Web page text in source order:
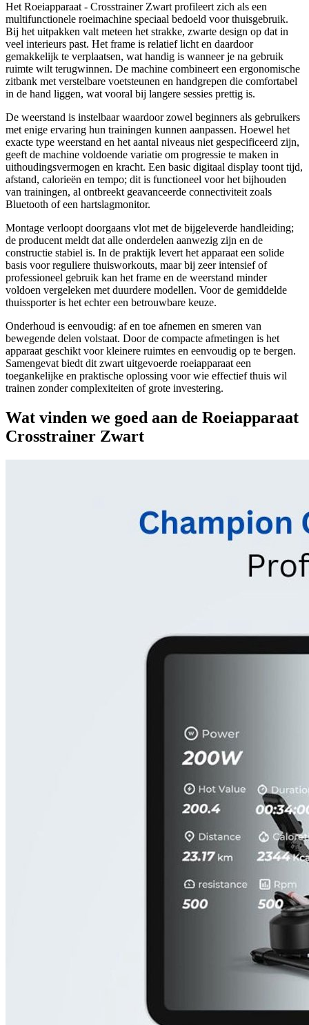
Het Roeiapparaat - Crosstrainer Zwart profileert zich als een
multifunctionele roeimachine speciaal bedoeld voor thuisgebruik.
Bij het uitpakken valt meteen het strakke, zwarte design op dat in
veel interieurs past. Het frame is relatief licht en daardoor
gemakkelijk te verplaatsen, wat handig is wanneer je na gebruik
ruimte wilt terugwinnen. De machine combineert een ergonomische
zitbank met verstelbare voetsteunen en handgrepen die comfortabel
in de hand liggen, wat vooral bij langere sessies prettig is.
De weerstand is instelbaar waardoor zowel beginners als gebruikers
met enige ervaring hun trainingen kunnen aanpassen. Hoewel het
exacte type weerstand en het aantal niveaus niet gespecificeerd zijn,
geeft de machine voldoende variatie om progressie te maken in
uithoudingsvermogen en kracht. Een basic digitaal display toont tijd,
afstand, calorieën en tempo; dit is functioneel voor het bijhouden
van trainingen, al ontbreekt geavanceerde connectiviteit zoals
Bluetooth of een hartslagmonitor.
Montage verloopt doorgaans vlot met de bijgeleverde handleiding;
de producent meldt dat alle onderdelen aanwezig zijn en de
constructie stabiel is. In de praktijk levert het apparaat een solide
basis voor reguliere thuisworkouts, maar bij zeer intensief of
professioneel gebruik kan het frame en de weerstand minder
voldoen vergeleken met duurdere modellen. Voor de gemiddelde
thuissporter is het echter een betrouwbare keuze.
Onderhoud is eenvoudig: af en toe afnemen en smeren van
bewegende delen volstaat. Door de compacte afmetingen is het
apparaat geschikt voor kleinere ruimtes en eenvoudig op te bergen.
Samengevat biedt dit zwart uitgevoerde roeiapparaat een
toegankelijke en praktische oplossing voor wie effectief thuis wil
trainen zonder complexiteiten of grote investering.
Wat vinden we goed aan de Roeiapparaat
Crosstrainer Zwart